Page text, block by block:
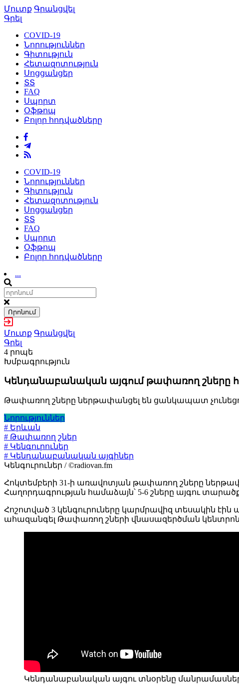
Մուտք Գրանցվել
Գրել
COVID-19
Նորություններ
Գիտություն
Հետազոտություն
Սոցցանցեր
ՏՏ
FAQ
Սպորտ
Օֆթոպ
Բոլոր հոդվածները
COVID-19
Նորություններ
Գիտություն
Հետազոտություն
Սոցցանցեր
ՏՏ
FAQ
Սպորտ
Օֆթոպ
Բոլոր հոդվածները
...
Որոնում
Մուտք Գրանցվել
Գրել
4 րոպե
Խմբագրություն
Կենդանաբանական այգում թափառող շները
Թափառող շները ներթափանցել են ցանկապատ
Նորություններ
# Երևան
# Թափառող շներ
# Կենգուրուներ
# Կենդանաբանական այգիներ
Կենգուրուներ / ©radiovan.fm
Հոկտեմբերի 31-ի առավոտյան թափառող շները
Հաղորդագրության համաձայն՝ 5-6 շները այգու
Հոշոտված 3 կենգուրուները կարմրավիզ տեսակին
ահազանգել Թափառող շների վնասազերծման
Կենդանաբանական այգու տնօրենը մանրամասներն